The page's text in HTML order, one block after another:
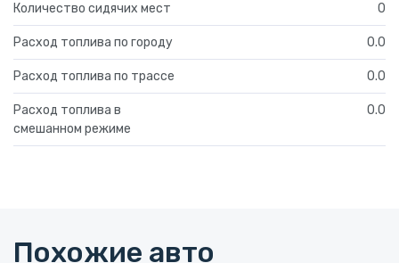
Количество сидячих мест 0
Расход топлива по городу 0.0
Расход топлива по трассе 0.0
Расход топлива в
смешанном режиме
0.0
Похожие авто